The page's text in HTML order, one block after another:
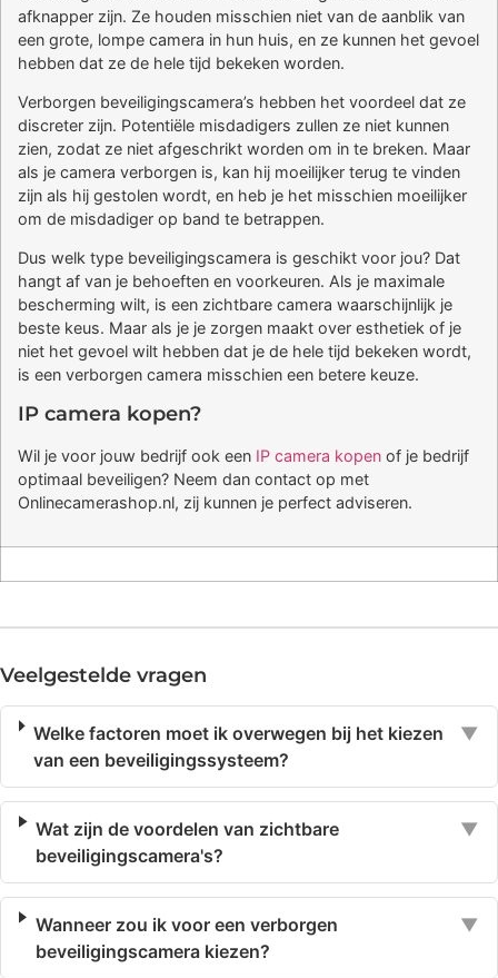
afknapper zijn. Ze houden misschien niet van de aanblik van
een grote, lompe camera in hun huis, en ze kunnen het gevoel
hebben dat ze de hele tijd bekeken worden.
Verborgen beveiligingscamera’s hebben het voordeel dat ze
discreter zijn. Potentiële misdadigers zullen ze niet kunnen
zien, zodat ze niet afgeschrikt worden om in te breken. Maar
als je camera verborgen is, kan hij moeilijker terug te vinden
zijn als hij gestolen wordt, en heb je het misschien moeilijker
om de misdadiger op band te betrappen.
Dus welk type beveiligingscamera is geschikt voor jou? Dat
hangt af van je behoeften en voorkeuren. Als je maximale
bescherming wilt, is een zichtbare camera waarschijnlijk je
beste keus. Maar als je je zorgen maakt over esthetiek of je
niet het gevoel wilt hebben dat je de hele tijd bekeken wordt,
is een verborgen camera misschien een betere keuze.
IP camera kopen?
Wil je voor jouw bedrijf ook een IP camera kopen of je bedrijf
optimaal beveiligen? Neem dan contact op met
Onlinecamerashop.nl, zij kunnen je perfect adviseren.
Veelgestelde vragen
Welke factoren moet ik overwegen bij het kiezen
van een beveiligingssysteem?
▼
Wat zijn de voordelen van zichtbare
beveiligingscamera's?
▼
Wanneer zou ik voor een verborgen
beveiligingscamera kiezen?
▼